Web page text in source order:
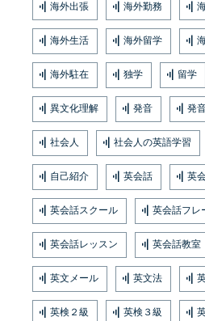
海外出張 海外勤務
海外生活 海外留学
海外駐在 独学 留学
異文化理解 発音 発
社会人 社会人の英語学習
自己紹介 英会話 英
英会話スクール 英会話フレ
英会話レッスン 英会話教室
英文メール 英文法
英検２級 英検３級